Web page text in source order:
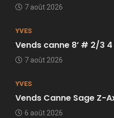
7 août 2026
YVES
Vends canne 8’ # 2/3
7 août 2026
YVES
Vends Canne Sage Z-
6 août 2026